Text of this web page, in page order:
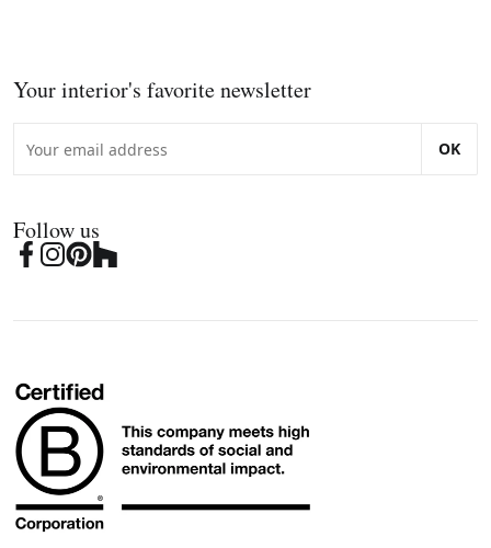
Your interior's favorite newsletter
OK
Follow us